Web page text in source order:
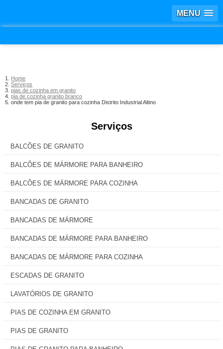
MENU
Home
Serviços
pias de cozinha em granito
pia de cozinha granito branco
onde tem pia de granito para cozinha Distrito Industrial Altino
Serviços
BALCÕES DE GRANITO
BALCÕES DE MÁRMORE PARA BANHEIRO
BALCÕES DE MÁRMORE PARA COZINHA
BANCADAS DE GRANITO
BANCADAS DE MÁRMORE
BANCADAS DE MÁRMORE PARA BANHEIRO
BANCADAS DE MÁRMORE PARA COZINHA
ESCADAS DE GRANITO
LAVATÓRIOS DE GRANITO
PIAS DE COZINHA EM GRANITO
PIAS DE GRANITO